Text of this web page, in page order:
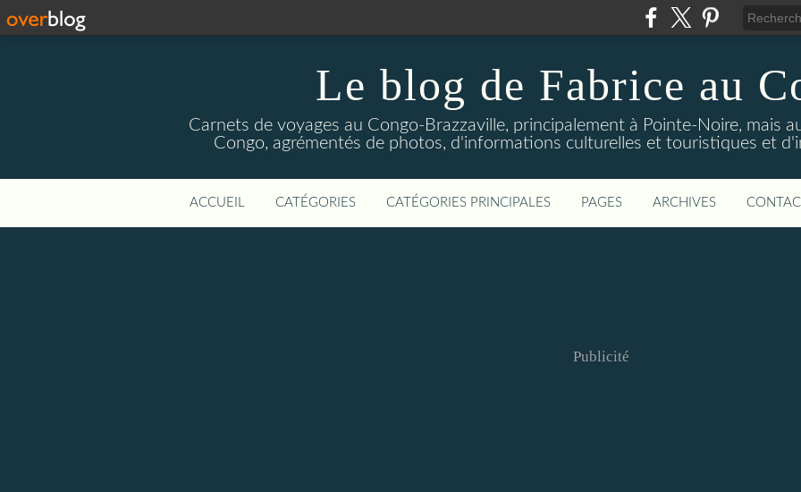
Le blog de Fabrice au
Carnets de voyages au Congo-Brazzaville, principalement à Pointe-Noire, mais
Congo, agrémentés de photos, d'informations culturelles et touristiques et
ACCUEIL CATÉGORIES CATÉGORIES PRINCIPALES PAGES ARCHIVES
Publicité